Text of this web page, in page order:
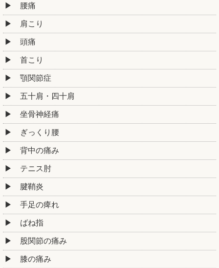
腰痛
肩こり
頭痛
首こり
顎関節症
五十肩・四十肩
坐骨神経痛
ぎっくり腰
背中の痛み
テニス肘
腱鞘炎
手足の痺れ
ばね指
股関節の痛み
膝の痛み